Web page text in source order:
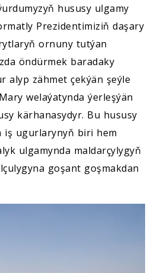
hususy ulgamy
Prezidentimiziň daşary
ornuny tutýan
öndürmek baradaky
alyp zähmet çekýän şeýle
welaýatynda ýerleşýän
kärhanasydyr. Bu hususy
iş ugurlarynyň biri hem
ulgamynda maldarçylygyň
goşant goşmakdan